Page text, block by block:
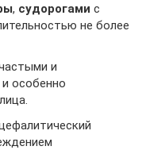
, судорогами с
не более
и
особенно